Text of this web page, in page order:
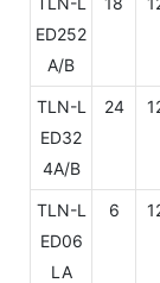
ED252
A/B
TLN-L
ED32
4A/B
24
TLN-L
ED06
LA
6